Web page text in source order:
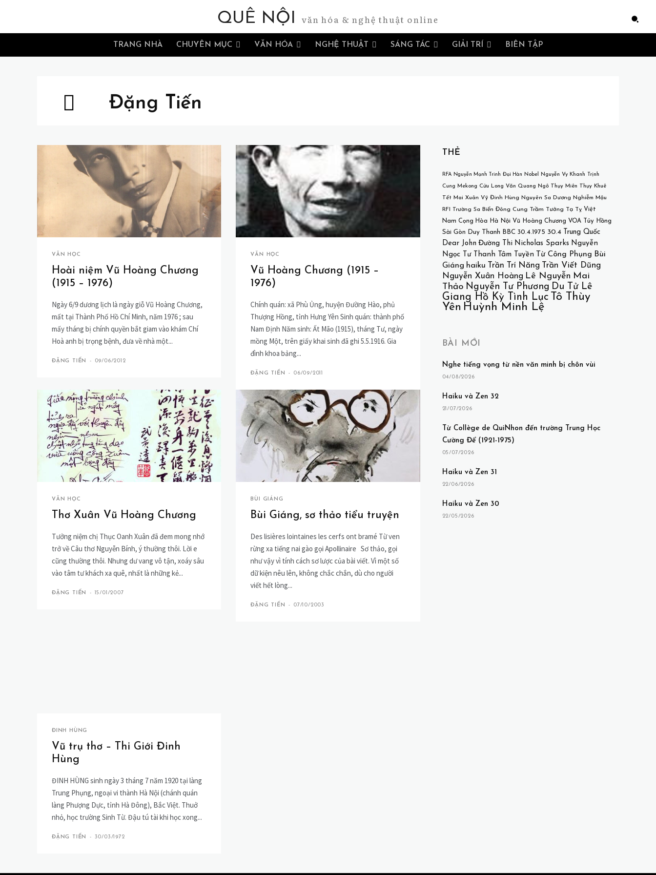
QUÊ NỘI văn hóa & nghệ thuật online
TRANG NHÀ CHUYÊN MỤC VĂN HÓA NGHỆ THUẬT SÁNG TÁC GIẢI TRÍ BIÊN TẬP
Đặng Tiến
VĂN HỌC
Hoài niệm Vũ Hoàng Chương
(1915 – 1976)
Ngày 6/9 dương lịch là ngày giỗ Vũ Hoàng Chương,
mất tại Thành Phố Hồ Chí Minh, năm 1976 ; sau
mấy tháng bị chính quyền bắt giam vào khám Chí
Hoà anh bị trọng bệnh, đưa về nhà một...
ĐẶNG TIẾN - 09/06/2012
VĂN HỌC
Vũ Hoàng Chương (1915 –
1976)
Chính quán: xã Phù Ủng, huyện Đường Hào, phủ
Thượng Hồng, tỉnh Hưng Yên Sinh quán: thành phố
Nam Định Năm sinh: Ất Mão (1915), tháng Tư, ngày
mồng Một, trên giấy khai sinh đã ghi 5.5.1916. Gia
đình khoa bảng...
ĐẶNG TIẾN - 06/09/2011
VĂN HỌC
Thơ Xuân Vũ Hoàng Chương
Tưởng niệm chị Thục Oanh Xuân đã đem mong nhớ
trở về Câu thơ Nguyễn Bính, ý thường thôi. Lời e
cũng thường thôi. Nhưng dư vang vô tận, xoáy sâu
vào tâm tư khách xa quê, nhất là những kẻ...
ĐẶNG TIẾN - 15/01/2007
BÙI GIÁNG
Bùi Giáng, sơ thảo tiểu truyện
Des lisières lointaines les cerfs ont bramé Từ ven
rừng xa tiếng nai gào gọi Apollinaire Sơ thảo, gọi
như vậy vì tính cách sơ lược của bài viết. Vì một số
dữ kiện nêu lên, không chắc chắn, dù cho người
viết hết lòng...
ĐẶNG TIẾN - 07/10/2003
ĐINH HÙNG
Vũ trụ thơ – Thi Giới Đinh
Hùng
ĐINH HÙNG sinh ngày 3 tháng 7 năm 1920 tại làng
Trung Phụng, ngoại vi thành Hà Nội (chánh quán
làng Phượng Dực, tỉnh Hà Đông), Bắc Việt. Thuở
nhỏ, học trường Sinh Từ. Đậu tú tài khi học xong...
ĐẶNG TIẾN - 30/03/1972
THẺ
RFA Nguyễn Mạnh Trinh Đại Hàn Nobel Nguyễn Vy Khanh Trịnh
Cung Mekong Cửu Long Văn Quang Ngô Thụy Miên
Thụy Khuê
Tết Mai Xuân Vỹ Đinh Hùng Nguyên Sa Dương Nghiễm Mậu
RFI
Trường Sa Biển Đông Cung Trầm Tưởng Tạ Tỵ Việt
Nam Cọng Hòa
Hà Nội Vũ Hoàng Chương VOA
Túy Hồng
Sài Gòn
Duy Thanh BBC 30.4.1975 30.4 Trung Quốc
Dear John Đường Thi Nicholas Sparks Nguyễn
Ngọc Tư Thanh Tâm Tuyền Từ Công Phụng Bùi
Giáng haiku Trần Trí Năng
Trần Viết Dũng
Nguyễn Xuân Hoàng Lê Nguyễn Mai
Thảo Nguyễn Tư Phương Du Tử Lê
Giang Hồ Kỳ Tình Lục Tô Thùy
Yên Huỳnh Minh Lệ
BÀI MỚI
Nghe tiếng vọng từ nền văn minh bị chôn vùi
04/08/2026
Haiku và Zen 32
21/07/2026
Từ Collège de QuiNhon đến trường Trung Học
Cường Để (1921-1975)
05/07/2026
Haiku và Zen 31
22/06/2026
Haiku và Zen 30
22/05/2026